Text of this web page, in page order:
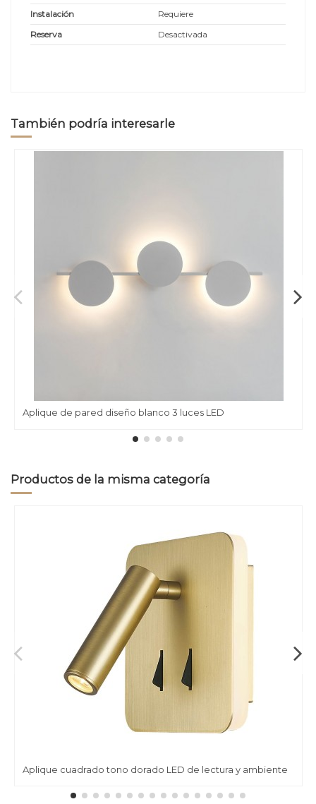
Instalación
Requiere
Reserva
Desactivada
También podría interesarle
Aplique de pared diseño blanco 3 luces LED
Productos de la misma categoría
Aplique cuadrado tono dorado LED de lectura y ambiente